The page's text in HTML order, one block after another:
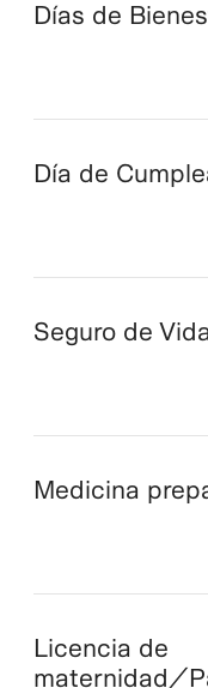
Días de
Día de
Seguro de
Medicina
Licencia de
maternidad/